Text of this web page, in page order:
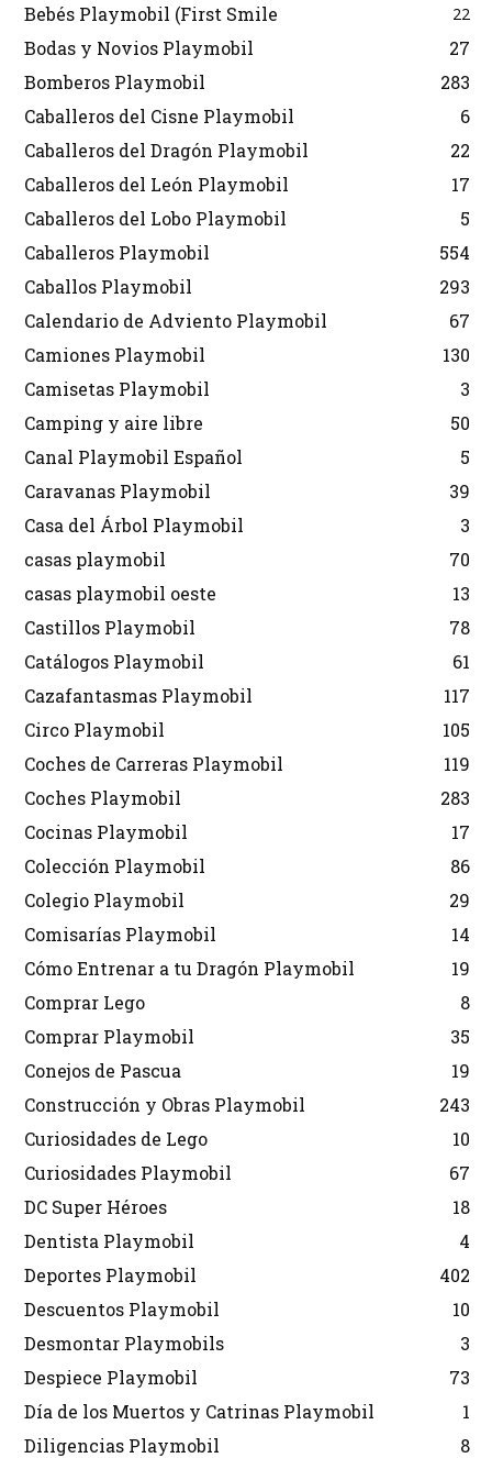
Bebés Playmobil (First Smile
22
Bodas y Novios Playmobil
27
Bomberos Playmobil
283
Caballeros del Cisne Playmobil
6
Caballeros del Dragón Playmobil
22
Caballeros del León Playmobil
17
Caballeros del Lobo Playmobil
5
Caballeros Playmobil
554
Caballos Playmobil
293
Calendario de Adviento Playmobil
67
Camiones Playmobil
130
Camisetas Playmobil
3
Camping y aire libre
50
Canal Playmobil Español
5
Caravanas Playmobil
39
Casa del Árbol Playmobil
3
casas playmobil
70
casas playmobil oeste
13
Castillos Playmobil
78
Catálogos Playmobil
61
Cazafantasmas Playmobil
117
Circo Playmobil
105
Coches de Carreras Playmobil
119
Coches Playmobil
283
Cocinas Playmobil
17
Colección Playmobil
86
Colegio Playmobil
29
Comisarías Playmobil
14
Cómo Entrenar a tu Dragón Playmobil
19
Comprar Lego
8
Comprar Playmobil
35
Conejos de Pascua
19
Construcción y Obras Playmobil
243
Curiosidades de Lego
10
Curiosidades Playmobil
67
DC Super Héroes
18
Dentista Playmobil
4
Deportes Playmobil
402
Descuentos Playmobil
10
Desmontar Playmobils
3
Despiece Playmobil
73
Día de los Muertos y Catrinas Playmobil
1
Diligencias Playmobil
8